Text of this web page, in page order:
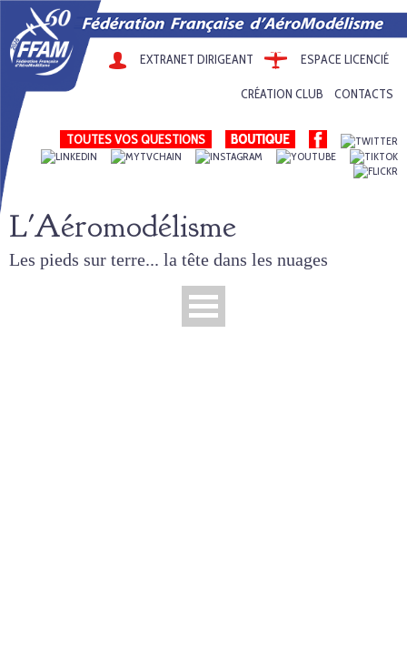
EXTRANET DIRIGEANT ESPACE LICENCIÉ
CRÉATION CLUB CONTACTS
TOUTES VOS QUESTIONS
L'Aéromodélisme
Les pieds sur terre... la tête dans les nuages